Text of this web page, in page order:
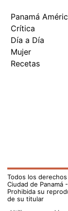
Panamá
Crítica
Día a Día
Mujer
Recetas
Todos los
Ciudad de Panamá
Prohibida su
de su titular